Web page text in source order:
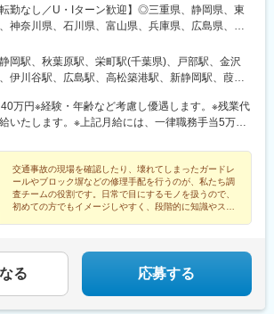
えています。
イナンスチームはフロント／ミドル・バックを
一グループ）に置いており、フロント／ミドルバ
がら、銀行のソリューション提供を支える不可欠
す。
：
だけでなく、専門的なスペシャリストとしてのキ
：
ン営業部 コーポレートアドバイザリーグループ
。
業セクションです。グループを跨いだ連携も活発
ってソリューション提供を行っています。
転勤なし／U・Iターン歓迎】◎三重県、静岡県、東
神奈川県、石川県、富山県、兵庫県、広島県、香
◎希望勤務地で活躍可能です！■四日市営業所：三重
149-1■静岡営業所：静岡県静岡市駿河区南町18-
京都千代田区外神田1-8-13■千葉営業所：千葉県
業所：石川県金沢市示野中町2丁目10■富山営業
市蜷川342-1■兵庫営業所：兵庫県神戸市西区池上
ンポート2-1受動喫煙対策：屋内禁煙
岡駅、秋葉原駅、栄町駅(千葉県)、戸部駅、金沢
伊川谷駅、広島駅、高松築港駅、新静岡駅、葭川
駅万円※経験・年齢など考慮し優遇します。※残業代
いたします。※上記月給には、一律職務手当5万円
交通事故の現場を確認したり、壊れてしまったガードレ
ールやブロック塀などの修理手配を行うのが、私たち調
査チームの役割です。日常で目にするモノを扱うので、
初めての方でもイメージしやすく、段階的に知識やスキ
る 応募する